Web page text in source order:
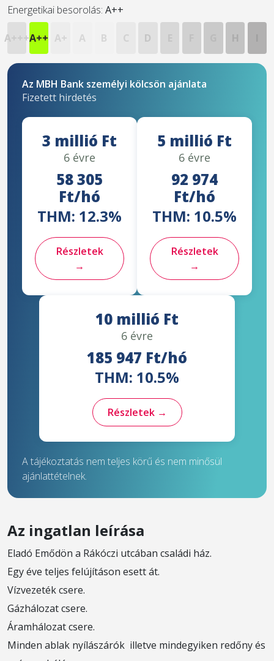
Energetikai besorolás: A++
A+++A++ A+ A B C D
Az MBH Bank személyi kölcsön ajánlata
Fizetett hirdetés
3 millió Ft
6 évre
58 305
Ft/hó
THM: 12.3%
Részletek
→
5 millió Ft
6 évre
92 974
Ft/hó
THM: 10.5%
Részletek
→
10 millió Ft
6 évre
185 947 Ft/hó
THM: 10.5%
Részletek →
A tájékoztatás nem teljes körű és nem minősül
ajánlattételnek.
Az ingatlan leírása
Eladó Emődön a Rákóczi utcában családi ház.
Egy éve teljes felújításon esett át.
Vízvezeték csere.
Gázhálozat csere.
Áramhálozat csere.
Minden ablak nyílászárók illetve mindegyiken redőny és